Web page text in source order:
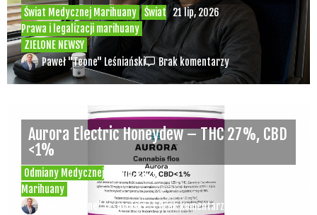
Świat Medycznej Marihuany
Świat
Prawa i legalizacji marihuany
ZIELONE NEWSY
21 lip, 2026
Paweł "Teone" Leśniański Brak komentarzy
Odmiany Medycznej
Marihuany
20 lip, 2026
Aurora Electric Honeydew – THC 27%, CBD
<1%
Paweł "Teone" Leśniański Brak komentarzy